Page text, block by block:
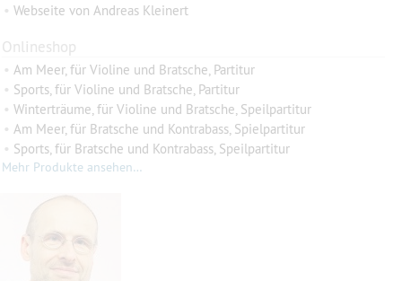
• Webseite von Andreas Kleinert
Onlineshop
• Am Meer, für Violine und Bratsche, Partitur
• Sports, für Violine und Bratsche, Partitur
• Winterträume, für Violine und Bratsche, Speilpartitur
• Am Meer, für Bratsche und Kontrabass, Spielpartitur
• Sports, für Bratsche und Kontrabass, Speilpartitur
Mehr Produkte ansehen…